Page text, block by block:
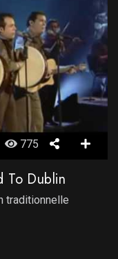
775
To Dublin
traditionnelle